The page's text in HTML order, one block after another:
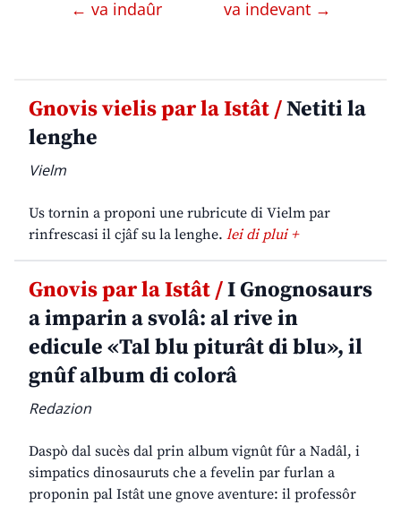
← va indaûr va indevant →
Gnovis vielis par la Istât /Netiti la
lenghe
Vielm
Us tornin a proponi une rubricute di Vielm par
rinfrescasi il cjâf su la lenghe. lei di plui +
Gnovis par la Istât /I Gnognosaurs
a imparin a svolâ: al rive in
edicule «Tal blu piturât di blu», il
gnûf album di colorâ
Redazion
Daspò dal sucès dal prin album vignût fûr a Nadâl, i
simpatics dinosauruts che a fevelin par furlan a
proponin pal Istât une gnove aventure: il professôr